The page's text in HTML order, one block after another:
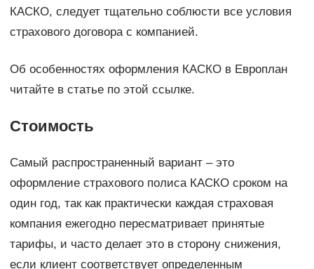
КАСКО, следует тщательно соблюсти все условия
страхового договора с компанией.
Об особенностях оформления КАСКО в Европлан
читайте в статье по этой ссылке.
Стоимость
Самый распространенный вариант – это
оформление страхового полиса КАСКО сроком на
один год, так как практически каждая страховая
компания ежегодно пересматривает принятые
тарифы, и часто делает это в сторону снижения,
если клиент соответствует определенным